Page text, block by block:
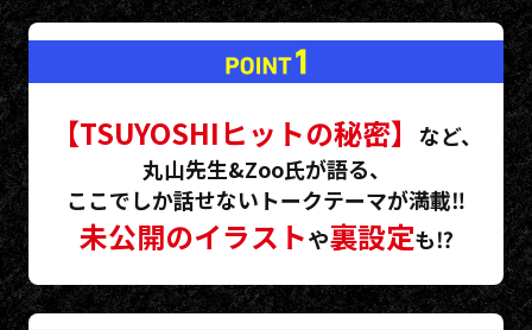
■入場時の本人確認について
※ご入場時に、入場チケットの認証（QRコード読み取り）と本
人確認を行いますので、チケットと身分証明書を忘れずにお
入場チケットに記載された氏名・生年月日が身分証明書と異
なる場合は入場をお断りいたします。
＜身分証明書の一例＞
氏名・生年月日・顔写真が確認できる「公的身分証明書」(運転
免許証・学生証・パスポート・マイナンバーカードなど)
※有効期限の切れている身分証明書は不可となります。
※定期券・交通系ICカード・キャッシュカード・クレジットカ
【TSUYOSHIヒットの秘密】
など、
丸山先生&Zoo氏が語る、
ここでしか話せないトークテーマが満載‼
未公開のイラストや裏設定も⁉